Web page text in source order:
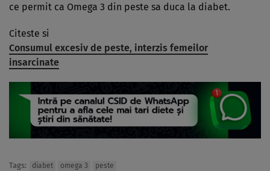
ce permit ca Omega 3 din peste sa duca la diabet.
Citeste si
Consumul excesiv de peste, interzis femeilor
insarcinate
Tags: diabet omega 3 peste